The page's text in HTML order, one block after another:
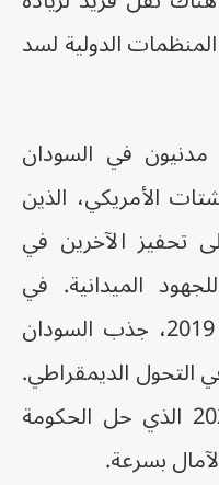
الدولية لسد
مدنيون في السودان
الأمريكي، الذين
تحفيز الآخرين في
الميدانية. في
أعقاب الاحتجاجات في عام 2019، جذب السودان
التحول الديمقراطي.
ومع انقلاب البرهان عام 2021 الذي حل الحكومة
بسرعة.